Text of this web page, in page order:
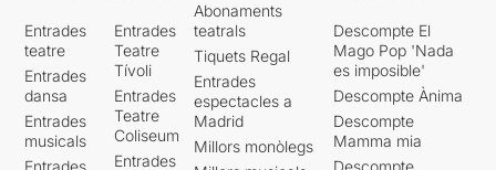
Entrades
teatre
Entrades
dansa
Entrades
musicals
Entrades
Teatre
Tívoli
Entrades
Teatre
Coliseum
Entrades
Abonaments
teatrals
Tiquets Regal
Entrades
espectacles a
Madrid
Millors monòlegs
Descompte El
Mago Pop 'Nada
es imposible'
Descompte Ànima
Descompte
Mamma mia